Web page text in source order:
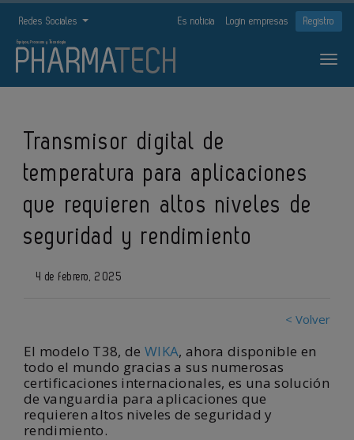
Redes Sociales Es noticia Login empresas Registro
Transmisor digital de
temperatura para aplicaciones
que requieren altos niveles de
seguridad y rendimiento
4 de febrero, 2025
< Volver
El modelo T38, de WIKA, ahora disponible en
todo el mundo gracias a sus numerosas
certificaciones internacionales, es una solución
de vanguardia para aplicaciones que
requieren altos niveles de seguridad y
rendimiento.